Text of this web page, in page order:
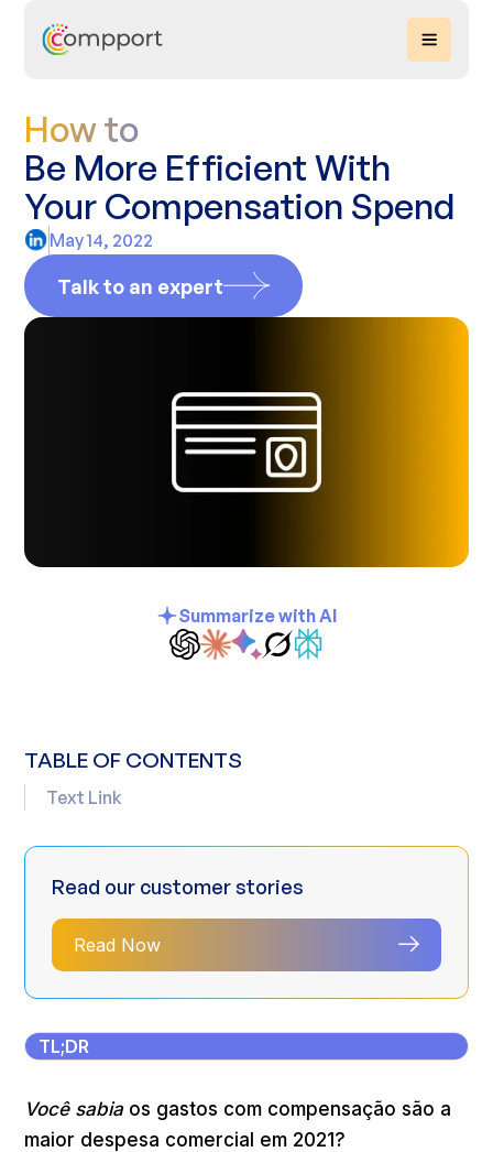
How to
Be More Efficient With
Your Compensation Spend
May 14, 2022
Talk to an expert
Summarize with AI
TABLE OF CONTENTS
Text Link
Read our customer stories
Read Now
TL;DR
Você sabia os gastos com compensação são a
maior despesa comercial em 2021?